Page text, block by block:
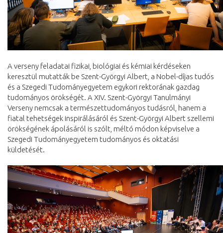
A verseny feladatai fizikai, biológiai és kémiai kérdéseken
keresztül mutatták be Szent-Györgyi Albert, a Nobel-díjas tudós
és a Szegedi Tudományegyetem egykori rektorának gazdag
tudományos örökségét. A XIV. Szent-Györgyi Tanulmányi
Verseny nemcsak a természettudományos tudásról, hanem a
fiatal tehetségek inspirálásáról és Szent-Györgyi Albert szellemi
örökségének ápolásáról is szólt, méltó módon képviselve a
Szegedi Tudományegyetem tudományos és oktatási
küldetését.